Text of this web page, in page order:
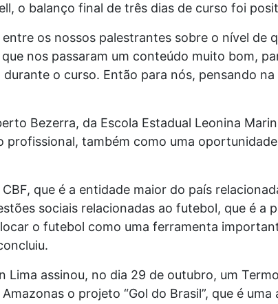
o balanço final de três dias de curso foi
os nossos palestrantes sobre o nível de
nos passaram um conteúdo muito bom,
o curso. Então para nós, pensando na
Bezerra, da Escola Estadual Leonina
profissional, também como uma
que é a entidade maior do país
sociais relacionadas ao futebol, que é a
o futebol como uma ferramenta
Lima assinou, no dia 29 de outubro, um
o projeto “Gol do Brasil”, que é uma